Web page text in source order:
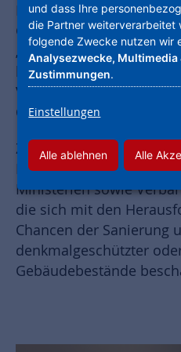
Kretschmer den rund
Gericht in Wiesbaden
„Wohnen, Kreatives und
herausragendes Beispiel
Verbindung von
Quartiersentwicklung
Zielgruppe sind
Ministerien sowie
die sich mit den
Chancen der Sanierung
denkmalgeschützter
Gebäudebestände
und dass Ihre
die Partner weiterverarbeitet
folgende Zwecke nutzen wir
Analysezwecke, Multimedia
Zustimmungen.
Einstellungen
Alle ablehnen Alle